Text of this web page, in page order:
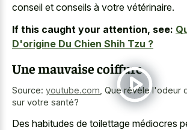
conseil et conseils à votre vétérinaire.
If this caught your attention, see:
D'origine Du Chien Shih Tzu ?
Une mauvaise coiffure
Source: youtube.com, Que révèle l'odeur
sur votre santé?
Des habitudes de toilettage médiocres